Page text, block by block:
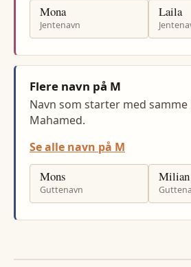
Mona
Jentenavn
Laila
Flere navn på M
Navn som starter med
Mahamed.
Se alle navn på M
Mons
Guttenavn
Milian